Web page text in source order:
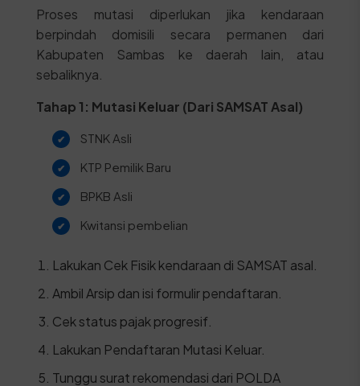
Proses mutasi diperlukan jika kendaraan
berpindah domisili secara permanen dari
Kabupaten Sambas ke daerah lain, atau
sebaliknya.
Tahap 1: Mutasi Keluar (Dari SAMSAT Asal)
STNK Asli
KTP Pemilik Baru
BPKB Asli
Kwitansi pembelian
Lakukan Cek Fisik kendaraan di SAMSAT asal.
Ambil Arsip dan isi formulir pendaftaran.
Cek status pajak progresif.
Lakukan Pendaftaran Mutasi Keluar.
Tunggu surat rekomendasi dari POLDA